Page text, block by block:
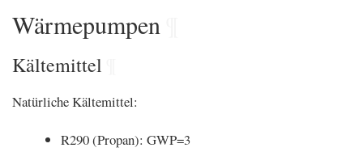
Wärmepumpen
Kältemittel
Natürliche Kältemittel:
R290 (Propan): GWP=3